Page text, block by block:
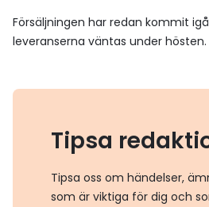
Försäljningen har redan kommit
leveranserna väntas under hösten.
Tipsa
Tipsa oss om händelser,
som är viktiga för dig och